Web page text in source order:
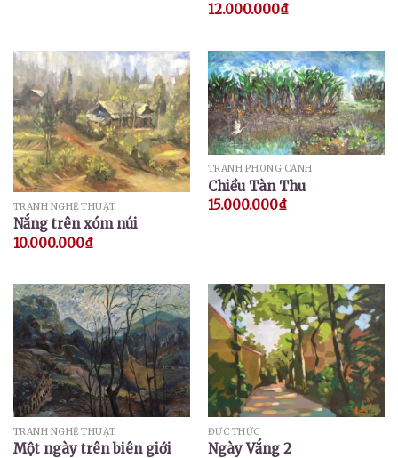
12.000.000₫
TRANH NGHỆ THUẬT
Nắng trên xóm núi
10.000.000₫
TRANH PHONG CẢNH
Chiều Tàn Thu
15.000.000₫
TRANH NGHỆ THUẬT
Một ngày trên biên giới
ĐỨC THỨC
Ngày Vắng 2